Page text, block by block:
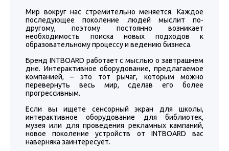
Мир вокруг нас стремительно меняется. Каждое
последующее поколение людей мыслит по-
другому, поэтому постоянно возникает
необходимость поиска новых подходов к
образовательному процессу и ведению бизнеса.
Бренд INTBOARD работает с мыслью о завтрашнем
дне. Интерактивное оборудование, предлагаемое
компанией, – это тот рычаг, которым можно
перевернуть весь мир, сделав его более
прогрессивным.
Если вы ищете сенсорный экран для школы,
интерактивное оборудование для библиотек,
музея или для проведения рекламных кампаний,
новое поколение устройств от INTBOARD вас
наверняка заинтересует.